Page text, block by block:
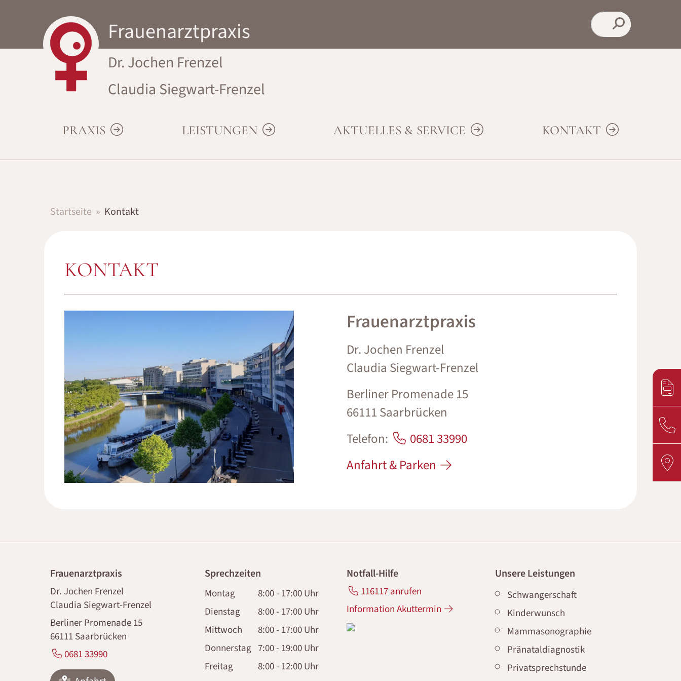
Frauenarztpraxis
Dr. Jochen Frenzel
Claudia Siegwart-Frenzel
Suchen
PRAXIS LEISTUNGEN AKTUELLES & SERVICE KONTAKT
Startseite Kontakt
KONTAKT
Frauenarztpraxis
Dr. Jochen Frenzel
Claudia Siegwart-Frenzel
Berliner Promenade 15
66111 Saarbrücken
Telefon:
0681 33990
Anfahrt & Parken
Frauenarztpraxis
Dr. Jochen Frenzel
Claudia Siegwart-Frenzel
Berliner Promenade 15
66111 Saarbrücken
0681 33990
Sprechzeiten
Montag
8:00 - 17:00 Uhr
Dienstag
8:00 - 17:00 Uhr
Mittwoch
8:00 - 17:00 Uhr
Donnerstag 7:00 - 19:00 Uhr
Freitag
8:00 - 12:00 Uhr
Notfall-Hilfe
116117 anrufen
Information Akuttermin
Unsere Leistungen
Schwangerschaft
Kinderwunsch
Mammasonographie
Pränataldiagnostik
Privatsprechstunde